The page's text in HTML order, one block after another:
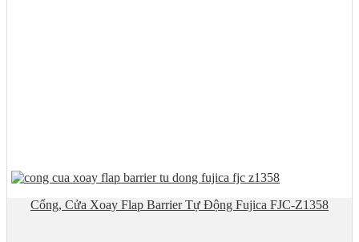
Cổng, Cửa Xoay Flap Barrier Tự Động Fujica FJC-Z1358